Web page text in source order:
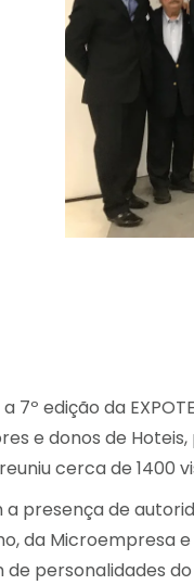
7º edição da
e donos de
cerca de
de
da Microempresa
de personalidades